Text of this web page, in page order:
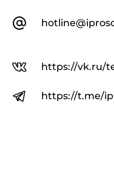
https://vk.ru/
https://t.me/